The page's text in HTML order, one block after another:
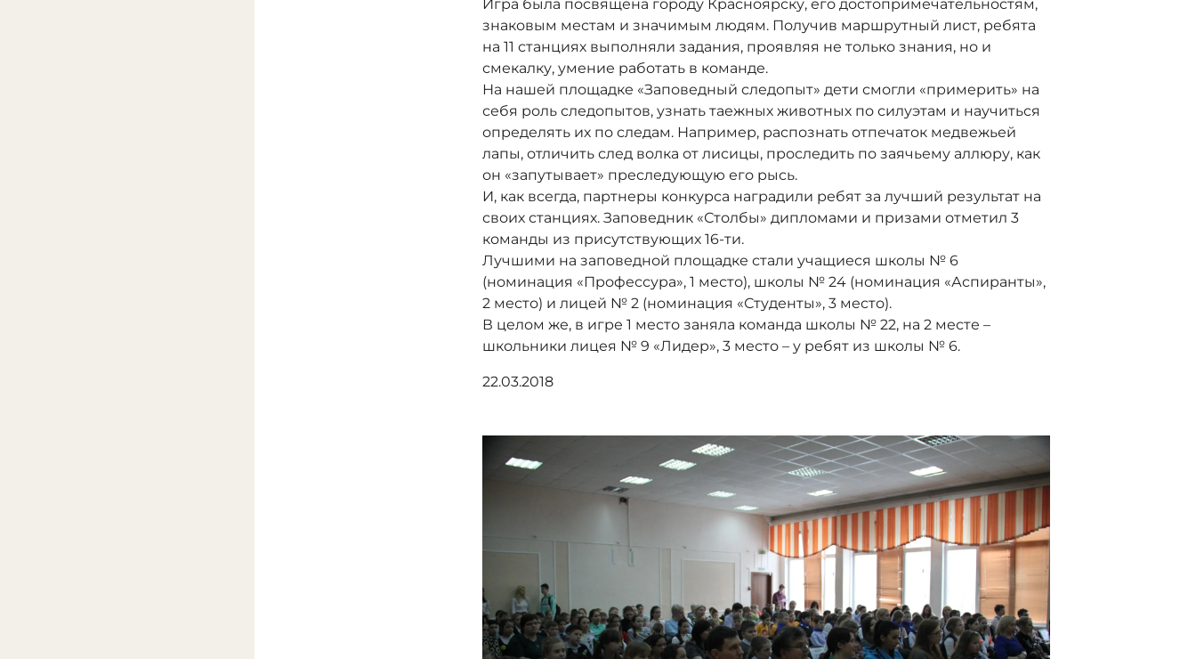
Игра была посвящена городу Красноярску, его достопримечательностям,
знаковым местам и значимым людям. Получив маршрутный лист, ребята
на 11 станциях выполняли задания, проявляя не только знания, но и
смекалку, умение работать в команде.
На нашей площадке «Заповедный следопыт» дети смогли «примерить» на
себя роль следопытов, узнать таежных животных по силуэтам и научиться
определять их по следам. Например, распознать отпечаток медвежьей
лапы, отличить след волка от лисицы, проследить по заячьему аллюру, как
он «запутывает» преследующую его рысь.
И, как всегда, партнеры конкурса наградили ребят за лучший результат на
своих станциях. Заповедник «Столбы» дипломами и призами отметил 3
команды из присутствующих 16-ти.
Лучшими на заповедной площадке стали учащиеся школы № 6
(номинация «Профессура», 1 место), школы № 24 (номинация «Аспиранты»,
2 место) и лицей № 2 (номинация «Студенты», 3 место).
В целом же, в игре 1 место заняла команда школы № 22, на 2 месте –
школьники лицея № 9 «Лидер», 3 место – у ребят из школы № 6.
22.03.2018